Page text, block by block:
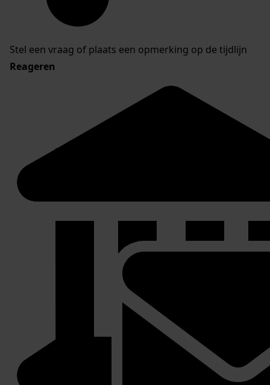
Stel een vraag of plaats een opmerking op de tijdlijn
Reageren